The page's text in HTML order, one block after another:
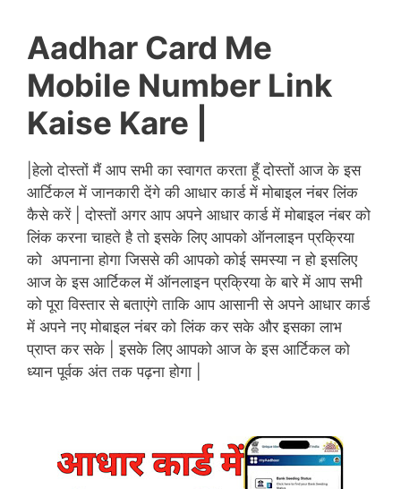
Aadhar Card Me
Mobile Number Link
Kaise Kare |
|हेलो दोस्तों मैं आप सभी का स्वागत करता हूँ दोस्तों आज के इस
आर्टिकल में जानकारी देंगे की आधार कार्ड में मोबाइल नंबर लिंक
कैसे करें | दोस्तों अगर आप अपने आधार कार्ड में मोबाइल नंबर को
लिंक करना चाहते है तो इसके लिए आपको ऑनलाइन प्रक्रिया
को अपनाना होगा जिससे की आपको कोई समस्या न हो इसलिए
आज के इस आर्टिकल में ऑनलाइन प्रक्रिया के बारे में आप सभी
को पूरा विस्तार से बताएंगे ताकि आप आसानी से अपने आधार कार्ड
में अपने नए मोबाइल नंबर को लिंक कर सके और इसका लाभ
प्राप्त कर सके | इसके लिए आपको आज के इस आर्टिकल को
ध्यान पूर्वक अंत तक पढ़ना होगा |